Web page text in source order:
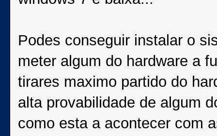
Podes conseguir instalar o
meter algum do hardware a
tirares maximo partido do
alta provabilidade de algum
como esta a acontecer com